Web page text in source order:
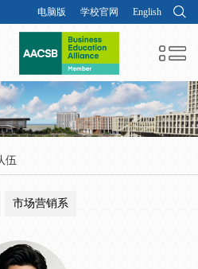
电脑版 学校官网 English
伍
市场营销系